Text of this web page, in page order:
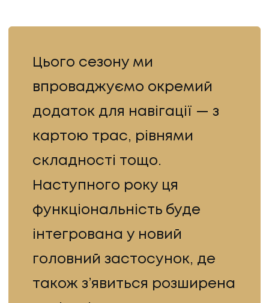
Цього сезону ми
впроваджуємо окремий
додаток для навігації — з
картою трас, рівнями
складності тощо.
Наступного року ця
функціональність буде
інтегрована у новий
головний застосунок, де
також з’явиться розширена